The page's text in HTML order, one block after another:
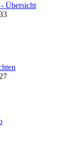
Übersicht